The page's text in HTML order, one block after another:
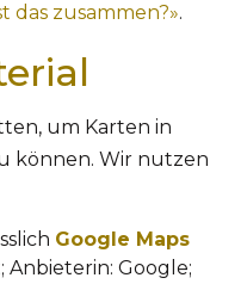
das zusammen?».
um Karten in
können. Wir nutzen
Google Maps
Anbieterin: Google;